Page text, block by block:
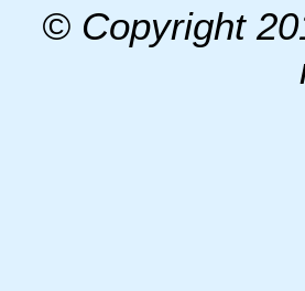
© Copyright